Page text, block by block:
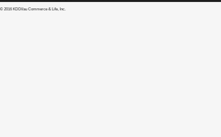
© 2016 KDDI/au Commerce & Life, Inc.